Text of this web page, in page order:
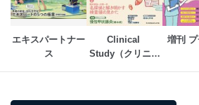
東京都渋谷区南平台町16-11
株式会社富士山マガジンサービス
代表取締役会長 西野 伸一郎
個人情報保護管理者: 経営管理グルー
田 嘉也
２．利用目的
エキスパートナー
ス
Clinical
Study（クリニカ
増刊